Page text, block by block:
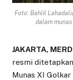
Foto: Bahlil
dalam
JAKARTA,
resmi
Munas XI